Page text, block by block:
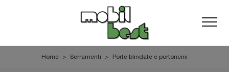
Home > Serramenti > Porte blindate e portoncini